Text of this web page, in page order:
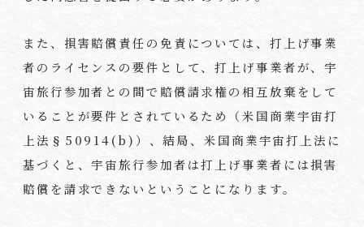
また、損害賠償責任の免責については、打上げ事業
者のライセンスの要件として、打上げ事業者が、宇
宙旅行参加者との間で賠償請求権の相互放棄をして
いることが要件とされているため（米国商業宇宙打
上法§ 50914(b) ）、結局、米国商業宇宙打上法に
基づくと、宇宙旅行参加者は打上げ事業者には損害
賠償を請求できないということになります。